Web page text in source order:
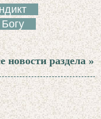
новости раздела »